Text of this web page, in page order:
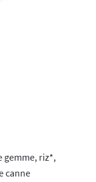
gemme, riz*,
canne